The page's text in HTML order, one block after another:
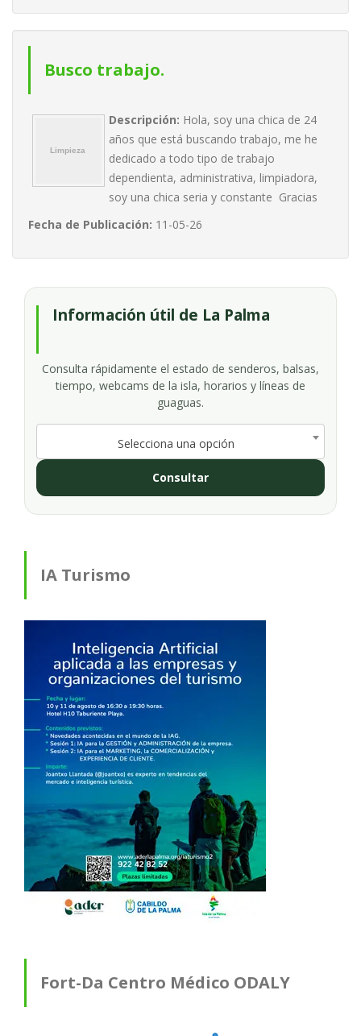
Busco trabajo.
Descripción: Hola, soy una chica de 24
años que está buscando trabajo, me he
dedicado a todo tipo de trabajo
dependienta, administrativa, limpiadora,
soy una chica seria y constante Gracias
Fecha de Publicación: 11-05-26
Información útil de La Palma
Consulta rápidamente el estado de senderos, balsas,
tiempo, webcams de la isla, horarios y líneas de
guaguas.
Selecciona una opción
Consultar
IA Turismo
Fort-Da Centro Médico ODALY